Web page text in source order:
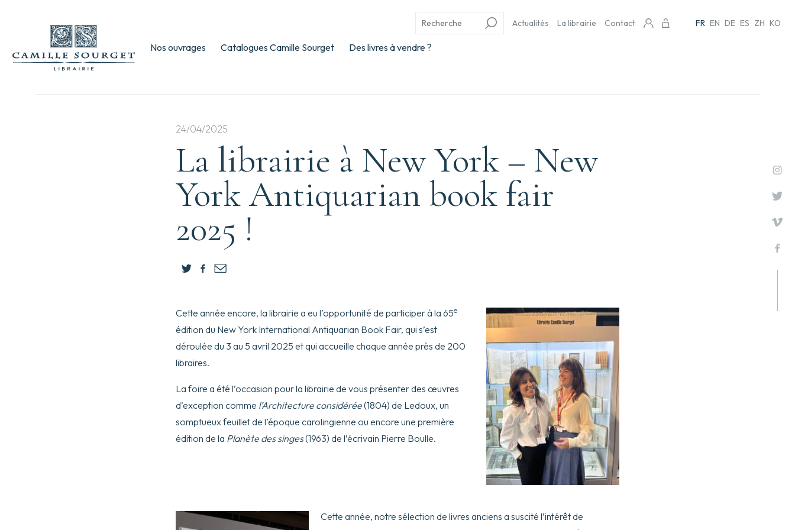
Nos ouvrages Catalogues Camille Sourget Des livres à vendre ?
Actualités La librairie Contact FR EN DE ES ZH KO
24/04/2025
La librairie à New York – New
York Antiquarian book fair
2025 !
Cette année encore, la librairie a eu l’opportunité de participer à la 65e
édition du New York International Antiquarian Book Fair, qui s’est
déroulée du 3 au 5 avril 2025 et qui accueille chaque année près de 200
libraires.
La foire a été l’occasion pour la librairie de vous présenter des œuvres
d’exception comme l’Architecture considérée(1804) de Ledoux, un
somptueux feuillet de l’époque carolingienne ou encore une première
édition de la Planète des singes(1963) de l’écrivain Pierre Boulle.
Cette année, notre sélection de livres anciens a suscité l’intérêt de